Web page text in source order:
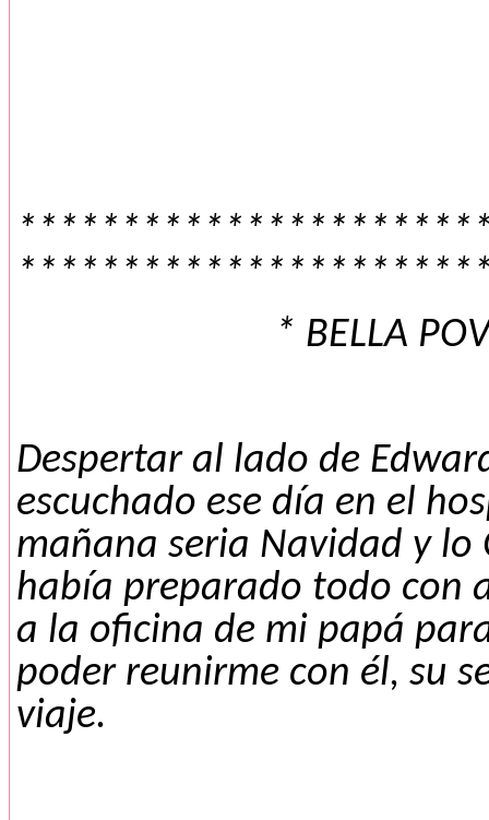
* BELLA
Despertar al lado de
escuchado ese día en el
mañana seria Navidad y lo
había preparado todo con
a la oficina de mi papá
poder reunirme con él, su
viaje.